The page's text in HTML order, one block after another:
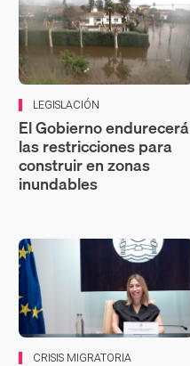
LEGISLACIÓN
El Gobierno endurecerá
las restricciones para
construir en zonas
inundables
CRISIS MIGRATORIA